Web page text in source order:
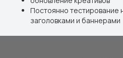
Постоянно тестирование
заголовками и баннерами